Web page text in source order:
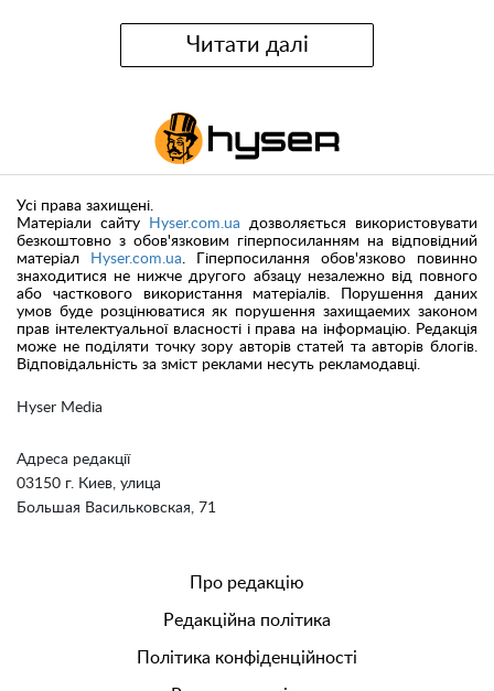
Читати далі
Hyser Media
Адреса редакції
03150 г. Киев, улица
Большая Васильковская, 71
Усі права захищені.
Матеріали сайту
Hyser.com.ua дозволяється використовувати
безкоштовно з обов'язковим гіперпосиланням на відповідний
матеріал
Hyser.com.ua. Гіперпосилання обов'язково повинно
знаходитися не нижче другого абзацу незалежно від повного
або часткового використання матеріалів. Порушення даних
умов буде розцінюватися як порушення захищаемих законом
прав інтелектуальної власності і права на інформацію. Редакція
може не поділяти точку зору авторів статей та авторів блогів.
Відповідальність за зміст реклами несуть рекламодавці.
Про редакцію
Редакційна політика
Політика конфіденційності